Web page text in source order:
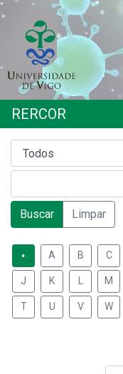
RERCOR
Buscar Limpar
. A B C
J K M
T U V W